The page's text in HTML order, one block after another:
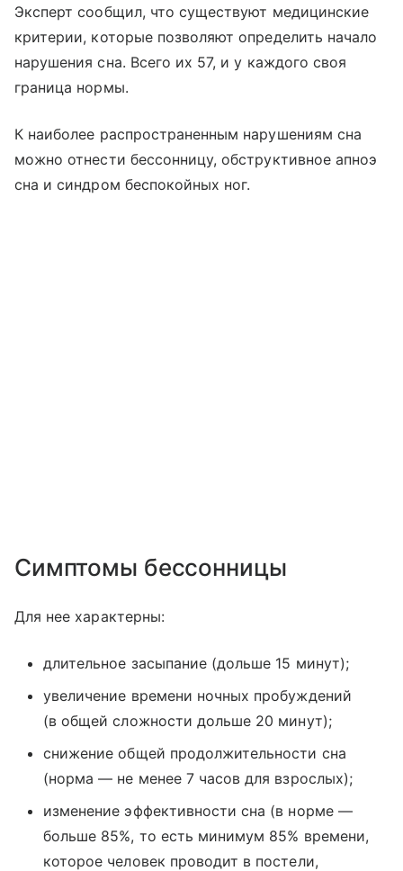
Эксперт сообщил, что существуют медицинские
критерии, которые позволяют определить начало
нарушения сна. Всего их 57, и у каждого своя
граница нормы.
К наиболее распространенным нарушениям сна
можно отнести бессонницу, обструктивное апноэ
сна и синдром беспокойных ног.
Симптомы бессонницы
Для нее характерны:
длительное засыпание (дольше 15 минут);
увеличение времени ночных пробуждений
(в общей сложности дольше 20 минут);
снижение общей продолжительности сна
(норма — не менее 7 часов для взрослых);
изменение эффективности сна (в норме —
больше 85%, то есть минимум 85% времени,
которое человек проводит в постели,